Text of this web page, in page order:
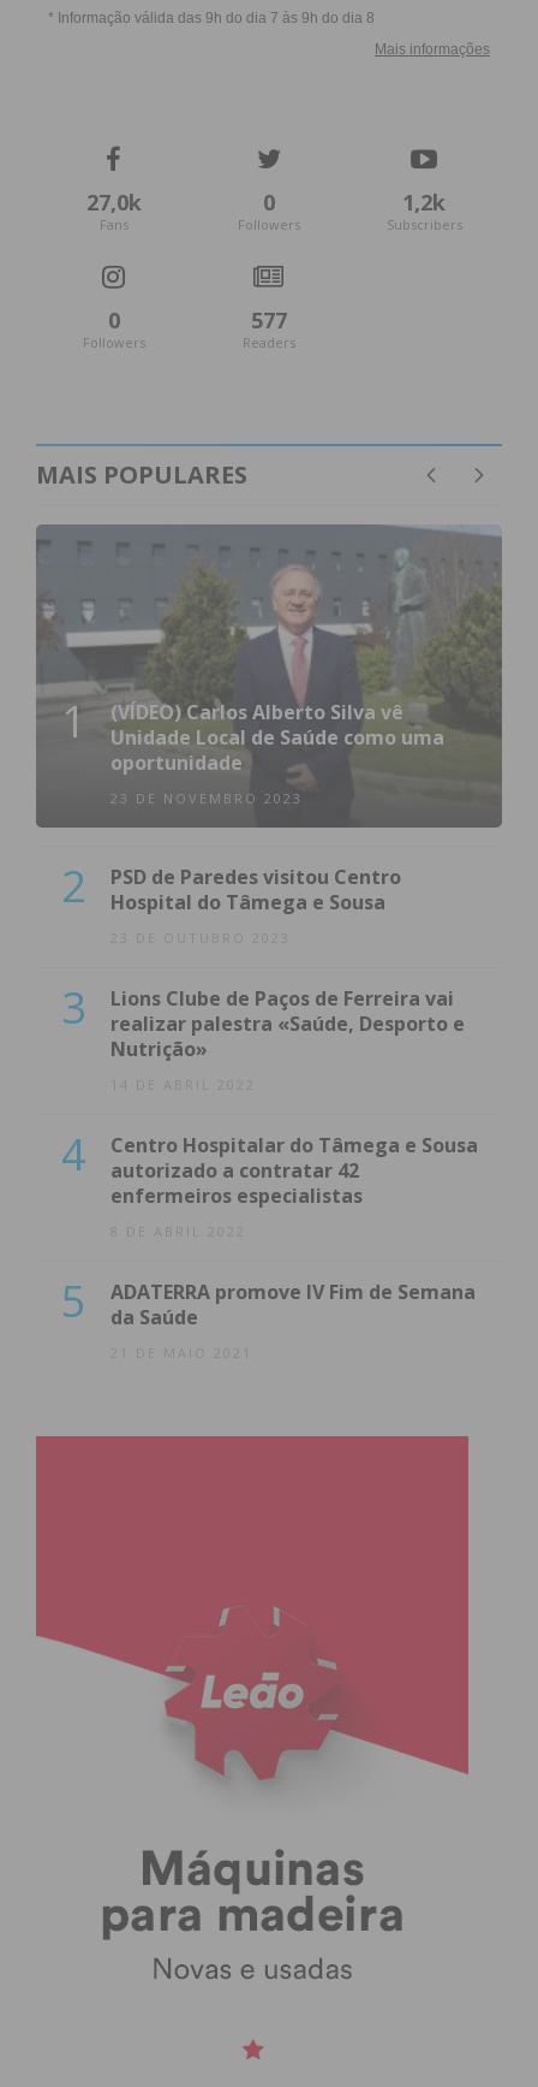
Eu li e concordo com os
condições
27,0k
Fans
0
Followers
1,2k
Subscribers
0
Followers
577
Readers
MAIS POPULARES
1
(VÍDEO) Carlos Alberto Silva vê
Unidade Local de Saúde como uma
oportunidade
23 DE NOVEMBRO 2023
2
PSD de Paredes visitou Centro
Hospital do Tâmega e Sousa
23 DE OUTUBRO 2023
3
Lions Clube de Paços de Ferreira vai
realizar palestra «Saúde, Desporto e
Nutrição»
14 DE ABRIL 2022
4
Centro Hospitalar do Tâmega e Sousa
autorizado a contratar 42
enfermeiros especialistas
8 DE ABRIL 2022
5
ADATERRA promove IV Fim de Semana
da Saúde
21 DE MAIO 2021